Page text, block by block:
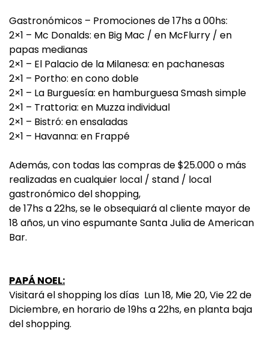
Gastronómicos – Promociones de 17hs a 00hs:
2×1 – Mc Donalds: en Big Mac / en McFlurry / en
papas medianas
2×1 – El Palacio de la Milanesa: en pachanesas
2×1 – Portho: en cono doble
2×1 – La Burguesía: en hamburguesa Smash simple
2×1 – Trattoria: en Muzza individual
2×1 – Bistró: en ensaladas
2×1 – Havanna: en Frappé
Además, con todas las compras de $25.000 o más
realizadas en cualquier local / stand / local
gastronómico del shopping,
de 17hs a 22hs, se le obsequiará al cliente mayor de
18 años, un vino espumante Santa Julia de American
Bar.
PAPÁ NOEL:
Visitará el shopping los días Lun 18, Mie 20, Vie 22 de
Diciembre, en horario de 19hs a 22hs, en planta baja
del shopping.